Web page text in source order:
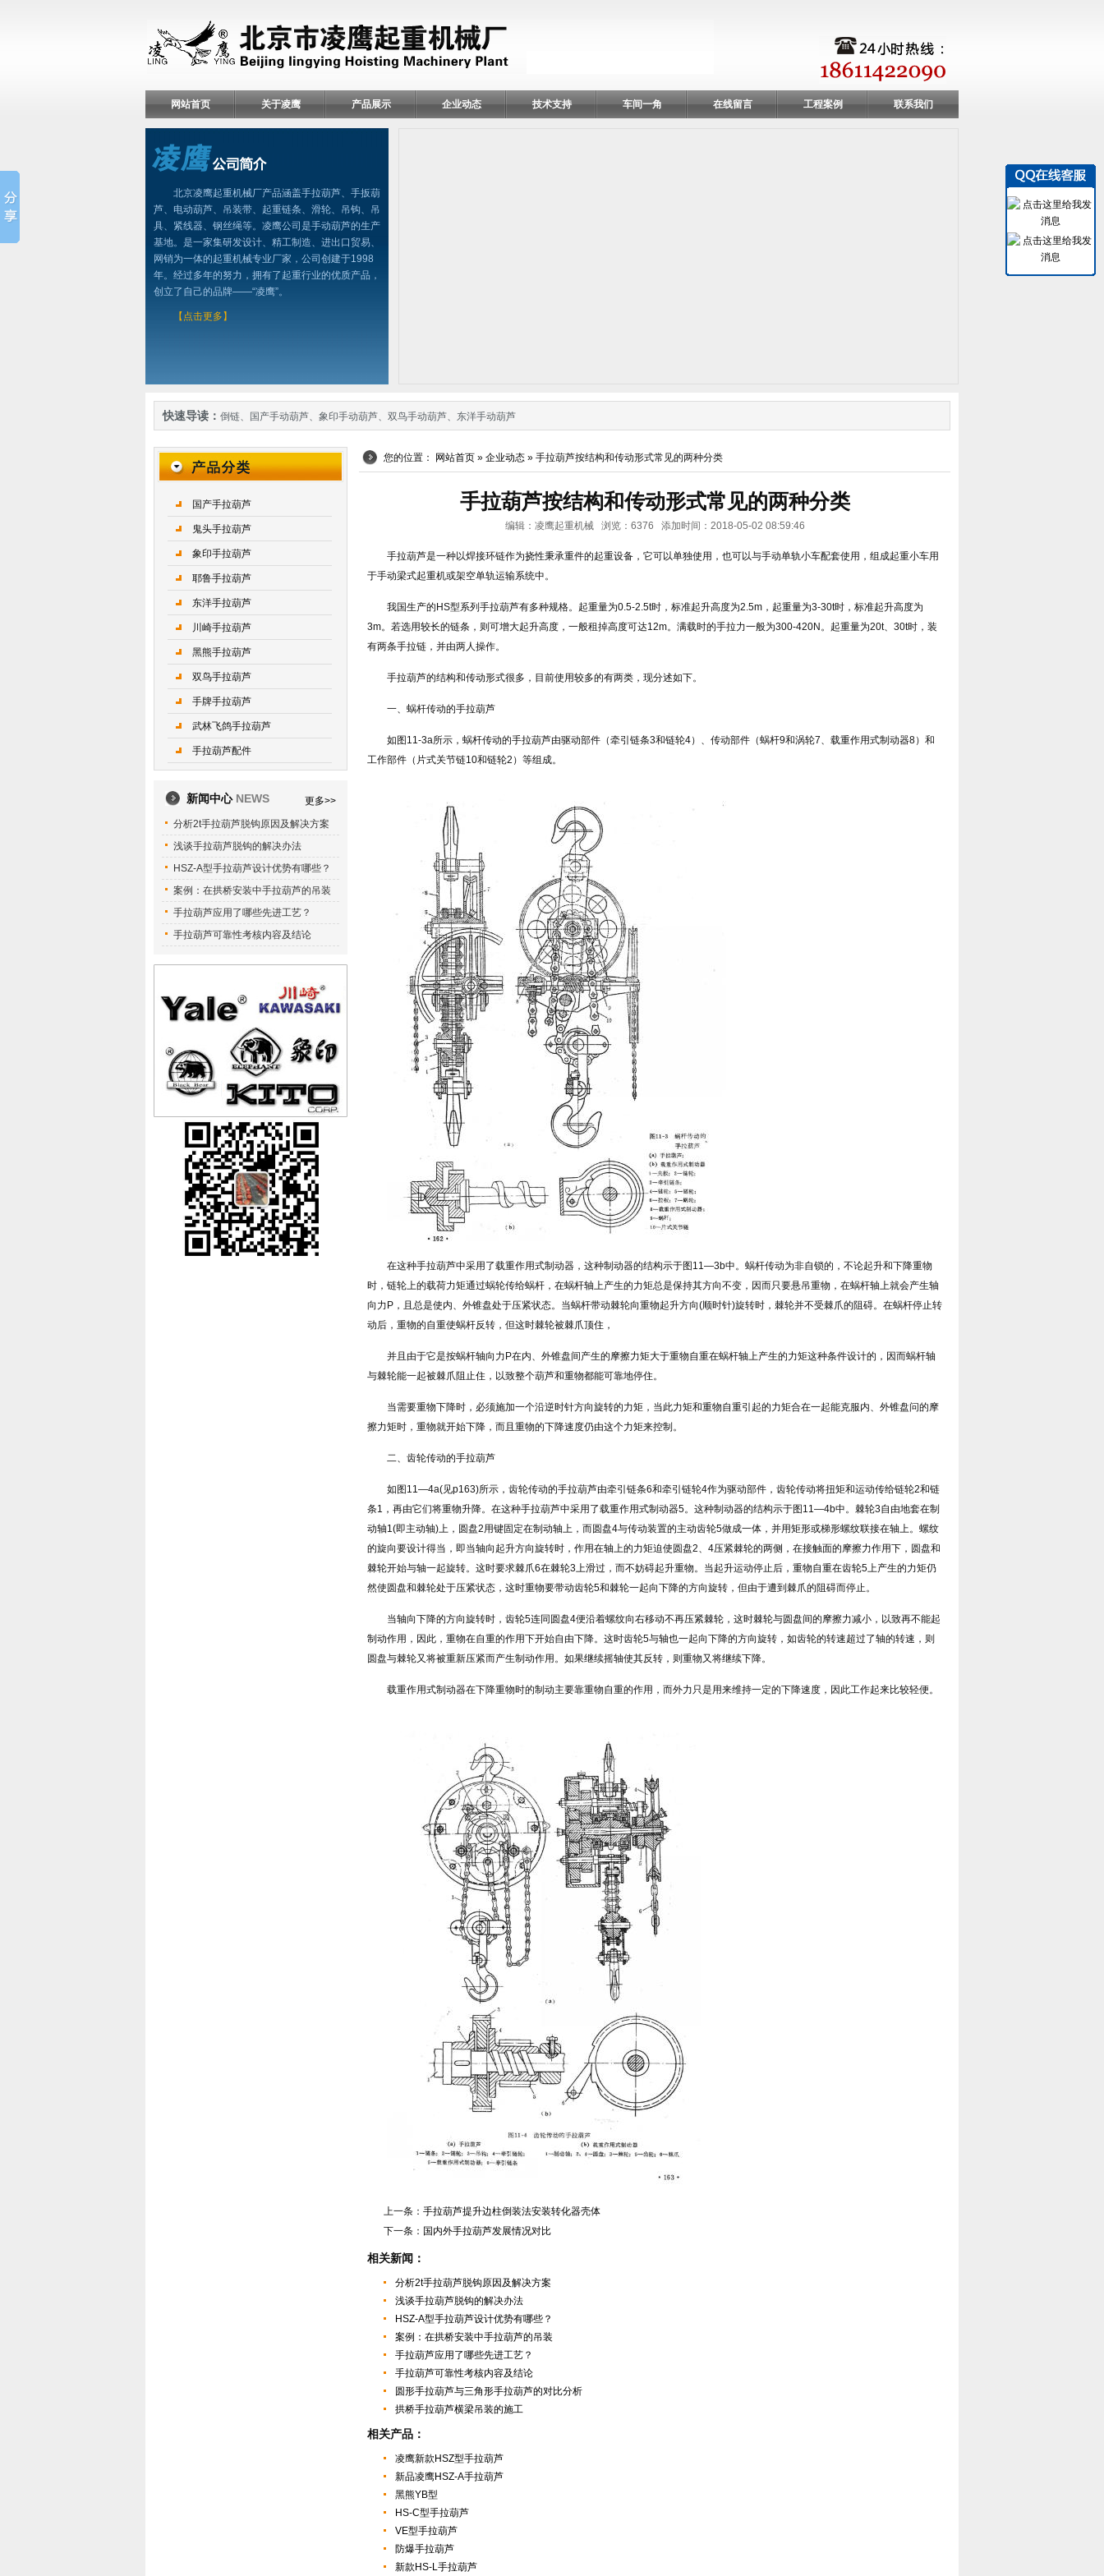
网站首页 关于凌鹰 产品展示 企业动态 技术支持 车间一角 在线留言 工程案例 联系我们
北京凌鹰起重机械厂产品涵盖手拉葫芦、手扳葫
芦、电动葫芦、吊装带、起重链条、滑轮、吊钩、吊
具、紧线器、钢丝绳等。凌鹰公司是手动葫芦的生产
基地。是一家集研发设计、精工制造、进出口贸易、
网销为一体的起重机械专业厂家，公司创建于1998
年。经过多年的努力，拥有了起重行业的优质产品，
创立了自己的品牌——“凌鹰”。
【点击更多】
快速导读： 倒链、 国产手动葫芦、 象印手动葫芦、 双鸟手动葫芦、 东洋手动葫芦
您的位置： 网站首页 » 企业动态 » 手拉葫芦按结构和传动形式常见的两种分类
手拉葫芦按结构和传动形式常见的两种分类
编辑：凌鹰起重机械 浏览：6376 添加时间：2018-05-02 08:59:46
手拉葫芦是一种以焊接环链作为挠性秉承重件的起重设备，它可以单独使用，也可以与手动单轨小车配套使用，组成起重小车用
于手动梁式起重机或架空单轨运输系统中。
我国生产的HS型系列手拉葫芦有多种规格。起重量为0.5-2.5t时，标准起升高度为2.5m，起重量为3-30t时，标准起升高度为
3m。若选用较长的链条，则可增大起升高度，一般租掉高度可达12m。满载时的手拉力一般为300-420N。起重量为20t、30t时，装
有两条手拉链，并由两人操作。
手拉葫芦的结构和传动形式很多，目前使用较多的有两类，现分述如下。
一、蜗杆传动的手拉葫芦
如图11-3a所示，蜗杆传动的手拉葫芦由驱动部件（牵引链条3和链轮4）、传动部件（蜗杆9和涡轮7、载重作用式制动器8）和
工作部件（片式关节链10和链轮2）等组成。
在这种手拉葫芦中采用了载重作用式制动器，这种制动器的结构示于图11—3b中。蜗杆传动为非自锁的，不论起升和下降重物
时，链轮上的载荷力矩通过蜗轮传给蜗杆，在蜗杆轴上产生的力矩总是保持其方向不变，因而只要悬吊重物，在蜗杆轴上就会产生轴
向力P，且总是使内、外锥盘处于压紧状态。当蜗杆带动棘轮向重物起升方向(顺时针)旋转时，棘轮并不受棘爪的阻碍。在蜗杆停止转
动后，重物的自重使蜗杆反转，但这时棘轮被棘爪顶住，
并且由于它是按蜗杆轴向力P在内、外锥盘间产生的摩擦力矩大于重物自重在蜗杆轴上产生的力矩这种条件设计的，因而蜗杆轴
与棘轮能一起被棘爪阻止住，以致整个葫芦和重物都能可靠地停住。
当需要重物下降时，必须施加一个沿逆时针方向旋转的力矩，当此力矩和重物自重引起的力矩合在一起能克服内、外锥盘问的摩
擦力矩时，重物就开始下降，而且重物的下降速度仍由这个力矩来控制。
二、齿轮传动的手拉葫芦
如图11—4a(见p163)所示，齿轮传动的手拉葫芦由牵引链条6和牵引链轮4作为驱动部件，齿轮传动将扭矩和运动传给链轮2和链
条1，再由它们将重物升降。在这种手拉葫芦中采用了载重作用式制动器5。这种制动器的结构示于图11—4b中。棘轮3自由地套在制
动轴1(即主动轴)上，圆盘2用键固定在制动轴上，而圆盘4与传动装置的主动齿轮5做成一体，并用矩形或梯形螺纹联接在轴上。螺纹
的旋向要设计得当，即当轴向起升方向旋转时，作用在轴上的力矩迫使圆盘2、4压紧棘轮的两侧，在接触面的摩擦力作用下，圆盘和
棘轮开始与轴一起旋转。这时要求棘爪6在棘轮3上滑过，而不妨碍起升重物。当起升运动停止后，重物自重在齿轮5上产生的力矩仍
然使圆盘和棘轮处于压紧状态，这时重物要带动齿轮5和棘轮一起向下降的方向旋转，但由于遭到棘爪的阻碍而停止。
当轴向下降的方向旋转时，齿轮5连同圆盘4便沿着螺纹向右移动不再压紧棘轮，这时棘轮与圆盘间的摩擦力减小，以致再不能起
制动作用，因此，重物在自重的作用下开始自由下降。这时齿轮5与轴也一起向下降的方向旋转，如齿轮的转速超过了轴的转速，则
圆盘与棘轮又将被重新压紧而产生制动作用。如果继续摇轴使其反转，则重物又将继续下降。
载重作用式制动器在下降重物时的制动主要靠重物自重的作用，而外力只是用来维持一定的下降速度，因此工作起来比较轻便。
上一条： 手拉葫芦提升边柱倒装法安装转化器壳体
下一条： 国内外手拉葫芦发展情况对比
相关新闻：
分析2t手拉葫芦脱钩原因及解决方案
浅谈手拉葫芦脱钩的解决办法
HSZ-A型手拉葫芦设计优势有哪些？
案例：在拱桥安装中手拉葫芦的吊装
手拉葫芦应用了哪些先进工艺？
手拉葫芦可靠性考核内容及结论
圆形手拉葫芦与三角形手拉葫芦的对比分析
拱桥手拉葫芦横梁吊装的施工
相关产品：
凌鹰新款HSZ型手拉葫芦
新品凌鹰HSZ-A手拉葫芦
黑熊YB型
HS-C型手拉葫芦
VE型手拉葫芦
防爆手拉葫芦
新款HS-L手拉葫芦
国产手拉葫芦
鬼头手拉葫芦
象印手拉葫芦
耶鲁手拉葫芦
东洋手拉葫芦
川崎手拉葫芦
黑熊手拉葫芦
双鸟手拉葫芦
手牌手拉葫芦
武林飞鸽手拉葫芦
手拉葫芦配件
新闻中心 NEWS
更多>>
分析2t手拉葫芦脱钩原因及解决方案
浅谈手拉葫芦脱钩的解决办法
HSZ-A型手拉葫芦设计优势有哪些？
案例：在拱桥安装中手拉葫芦的吊装
手拉葫芦应用了哪些先进工艺？
手拉葫芦可靠性考核内容及结论